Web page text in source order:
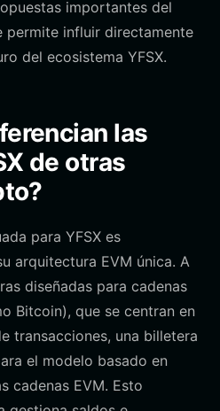
importantes del
influir directamente
del ecosistema YFSX.
las
de otras
para YFSX es
arquitectura EVM única. A
diseñadas para cadenas
Bitcoin), que se centran en
transacciones, una billetera
el modelo basado en
cadenas EVM. Esto